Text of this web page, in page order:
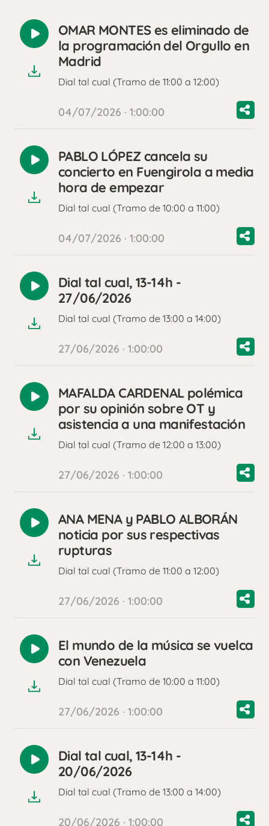
Reproducir
audio
OMAR MONTES es eliminado de
la programación del Orgullo en
Madrid
Dial tal cual (Tramo de 11:00 a 12:00)
04/07/2026 · 1:00:00
Reproducir
audio
PABLO LÓPEZ cancela su
concierto en Fuengirola a media
hora de empezar
Dial tal cual (Tramo de 10:00 a 11:00)
04/07/2026 · 1:00:00
Reproducir
audio
Dial tal cual, 13-14h -
27/06/2026
Dial tal cual (Tramo de 13:00 a 14:00)
27/06/2026 · 1:00:00
Reproducir
audio
MAFALDA CARDENAL polémica
por su opinión sobre OT y
asistencia a una manifestación
Dial tal cual (Tramo de 12:00 a 13:00)
27/06/2026 · 1:00:00
Reproducir
audio
ANA MENA y PABLO ALBORÁN
noticia por sus respectivas
rupturas
Dial tal cual (Tramo de 11:00 a 12:00)
27/06/2026 · 1:00:00
Reproducir
audio
El mundo de la música se vuelca
con Venezuela
Dial tal cual (Tramo de 10:00 a 11:00)
27/06/2026 · 1:00:00
Reproducir
audio
Dial tal cual, 13-14h -
20/06/2026
Dial tal cual (Tramo de 13:00 a 14:00)
20/06/2026 · 1:00:00